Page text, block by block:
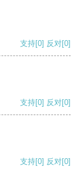
支持[0] 反对[0]
支持[0] 反对[0]
支持[0] 反对[0]